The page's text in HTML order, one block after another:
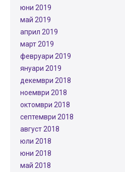
юни 2019
май 2019
април 2019
март 2019
февруари 2019
януари 2019
декември 2018
ноември 2018
октомври 2018
септември 2018
август 2018
юли 2018
юни 2018
май 2018